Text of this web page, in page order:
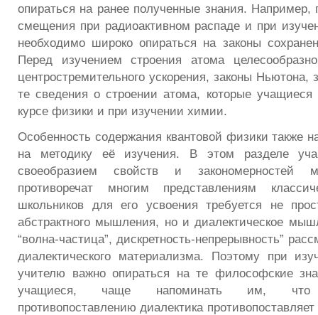
опираться на ранее полученные знания. Например,
смещения при радиоактивном распаде и при
необходимо широко опираться на законы
Перед изучением строения атома
центростремительного ускорения, законы Ньютона,
те сведения о строении атома, которые
курсе физики и при изучении химии.
Особенность содержания квантовой физики также
на методику её изучения. В этом разделе
своеобразием свойств и закономерностей
противоречат многим представлениям
школьников для его усвоения требуется не
абстрактного мышления, но и диалектическое
“волна-частица”, дискретность-непрерывность”
диалектического материализма. Поэтому при
учителю важно опираться на те философские
учащиеся, чаще напоминать им, что
противопоставлению диалектика